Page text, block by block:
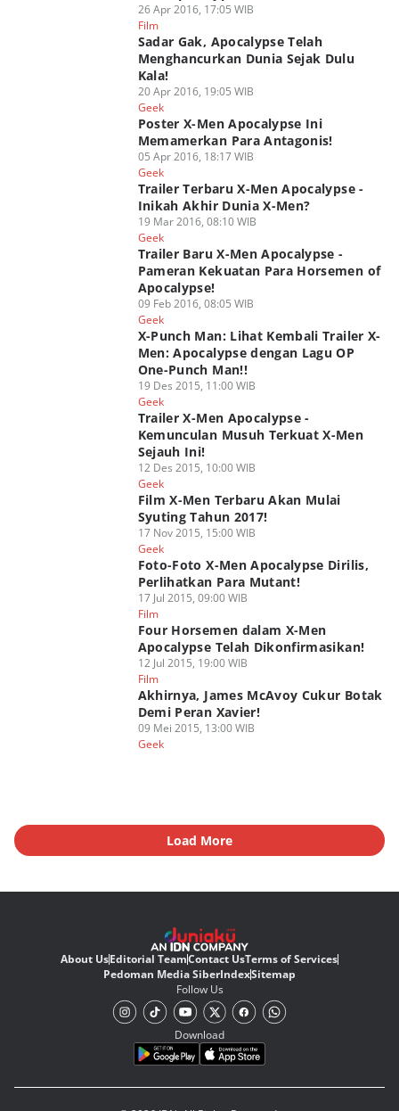
26 Apr 2016, 17:05 WIB
Film
Sadar Gak, Apocalypse Telah
Menghancurkan Dunia Sejak Dulu
Kala!
20 Apr 2016, 19:05 WIB
Geek
Poster X-Men Apocalypse Ini
Memamerkan Para Antagonis!
05 Apr 2016, 18:17 WIB
Geek
Trailer Terbaru X-Men Apocalypse -
Inikah Akhir Dunia X-Men?
19 Mar 2016, 08:10 WIB
Geek
Trailer Baru X-Men Apocalypse -
Pameran Kekuatan Para Horsemen of
Apocalypse!
09 Feb 2016, 08:05 WIB
Geek
X-Punch Man: Lihat Kembali Trailer X-
Men: Apocalypse dengan Lagu OP
One-Punch Man!!
19 Des 2015, 11:00 WIB
Geek
Trailer X-Men Apocalypse -
Kemunculan Musuh Terkuat X-Men
Sejauh Ini!
12 Des 2015, 10:00 WIB
Geek
Film X-Men Terbaru Akan Mulai
Syuting Tahun 2017!
17 Nov 2015, 15:00 WIB
Geek
Foto-Foto X-Men Apocalypse Dirilis,
Perlihatkan Para Mutant!
17 Jul 2015, 09:00 WIB
Film
Four Horsemen dalam X-Men
Apocalypse Telah Dikonfirmasikan!
12 Jul 2015, 19:00 WIB
Film
Akhirnya, James McAvoy Cukur Botak
Demi Peran Xavier!
09 Mei 2015, 13:00 WIB
Geek
Load More
About UsEditorial TeamContact UsTerms of Services
Pedoman Media SiberIndexSitemap
Follow Us
Download